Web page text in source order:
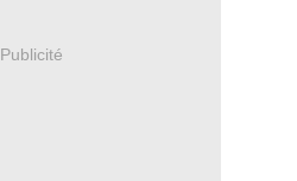
Publicité